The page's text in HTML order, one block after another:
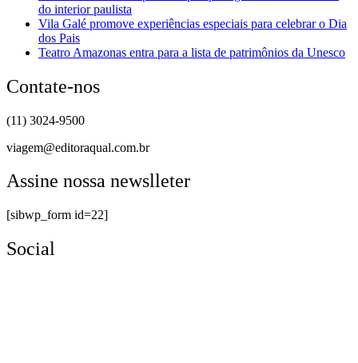
do interior paulista
Vila Galé promove experiências especiais para celebrar o Dia
dos Pais
Teatro Amazonas entra para a lista de patrimônios da Unesco
Contate-nos
(11) 3024-9500
viagem@editoraqual.com.br
Assine nossa newslleter
[sibwp_form id=22]
Social